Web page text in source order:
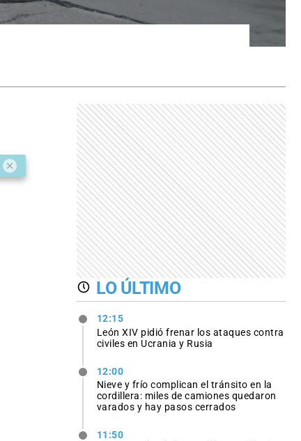
LO ÚLTIMO
12:15
León XIV pidió frenar los ataques contra
civiles en Ucrania y Rusia
12:00
Nieve y frío complican el tránsito en la
cordillera: miles de camiones quedaron
varados y hay pasos cerrados
11:50